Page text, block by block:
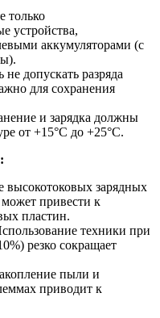
только
устройства,
аккумуляторами (с
не допускать разряда
для сохранения
и зарядка должны
от +15°C до +25°C.
высокотоковых зарядных
привести к
пластин.
техники при
резко сокращает
пыли и
приводит к